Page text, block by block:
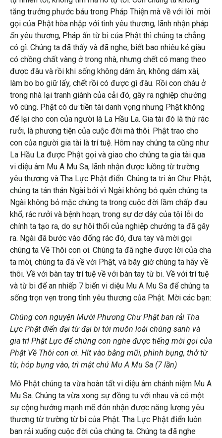
tăng trưởng phước báu trong Pháp Thiện mà về với lời mời
gọi của Phật hòa nhập với tình yêu thương, lãnh nhận pháp
ấn yêu thương, Pháp ấn từ bi của Phật thì chúng ta chẳng
có gì. Chúng ta đã thấy và đã nghe, biết bao nhiêu kẻ giàu
có chồng chất vàng ở trong nhà, nhưng chết có mang theo
được đâu và rồi khi sống không dám ăn, không dám xài,
làm bo bo giữ lấy, chết rồi có được gì đâu. Rồi con cháu ở
trong nhà lại tranh giành của cải đó, gây ra nghiệp chướng
vô cùng. Phật có dư tiền tài danh vọng nhưng Phật không
để lại cho con của người là La Hầu La. Gia tài đó là thứ rác
rưởi, là phương tiện của cuộc đời mà thôi. Phật trao cho
con của người gia tài là trí tuệ. Hôm nay chúng ta cũng như
La Hầu La được Phật gọi và giao cho chúng ta gia tài qua
vi diệu âm Mu A Mu Sa, lãnh nhận được luồng từ trường
yêu thương và Tha Lực Phật điển. Chúng ta tri ân Chư Phật,
chúng ta tán thán Ngài bởi vì Ngài không bỏ quên chúng ta.
Ngài không bỏ mặc chúng ta trong cuộc đời lầm chấp đau
khổ, rác rưởi và bệnh hoạn, trong sự dơ dáy của tội lỗi do
chính ta tạo ra, do sự hôi thối của nghiệp chướng ta đã gây
ra. Ngài đã bước vào đống rác đó, đưa tay và mời gọi
chúng ta Về Thôi con ơi. Chúng ta đã nghe được lời của cha
ta mời, chúng ta đã về với Phật, và bây giờ chúng ta hãy về
thôi. Về với bàn tay trí tuệ về với bàn tay từ bi. Về với trí tuệ
và từ bi để an nhiếp 7 biến vi diệu Mu A Mu Sa để chúng ta
sống trọn vẹn trong tình yêu thương của Phật. Mời các bạn:
Chúng con nguyện Mười Phương Chư Phật ban rải Tha
Lực Phật điển đại từ đại bi tới muôn loài chúng sanh và
gia trì Phật Lực để chúng con nghe được tiếng mời gọi của
Phật Về Thôi con ơi. Hít vào bằng mũi, phình bụng, thở từ
từ, hóp bụng vào, trì mật chú Mu A Mu Sa (7 lần)
Mô Phật chúng ta vừa hoàn tất vi diệu âm chánh niệm Mu A
Mu Sa. Chúng ta vừa xong sự đồng tu với nhau và có một
sự cộng hưởng mạnh mẽ đón nhận được năng lượng yêu
thương từ trường từ bi của Phật. Tha Lực Phật điển luôn
ban rải xuống cuộc đời của chúng ta. Chúng ta đã nghe